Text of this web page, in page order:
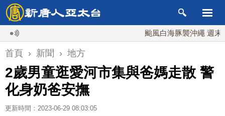
颱風白海豚襲沖繩 週末最近台
首頁 › 新聞 › 地方
2歲男童逛愛河市集與爸媽走散 警
化身奶爸安撫
更新時間：2023-06-29 08:03:05